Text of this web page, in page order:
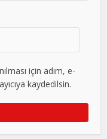
için adım, e-
kaydedilsin.